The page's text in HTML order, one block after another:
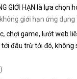
GIỚI HẠN là lựa chọn
giới hạn ứng dụng
chơi game, lướt web
đâu trừ tới đó,